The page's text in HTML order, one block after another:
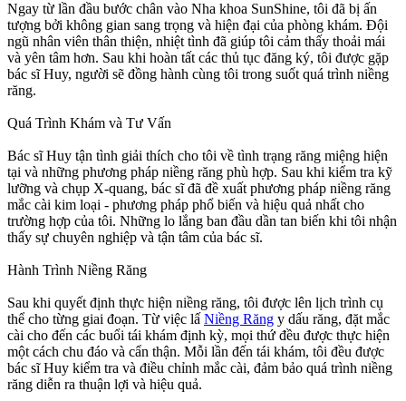
Ngay từ lần đầu bước chân vào Nha khoa SunShine, tôi đã bị ấn
tượng bởi không gian sang trọng và hiện đại của phòng khám. Đội
ngũ nhân viên thân thiện, nhiệt tình đã giúp tôi cảm thấy thoải mái
và yên tâm hơn. Sau khi hoàn tất các thủ tục đăng ký, tôi được gặp
bác sĩ Huy, người sẽ đồng hành cùng tôi trong suốt quá trình niềng
răng.
Quá Trình Khám và Tư Vấn
Bác sĩ Huy tận tình giải thích cho tôi về tình trạng răng miệng hiện
tại và những phương pháp niềng răng phù hợp. Sau khi kiểm tra kỹ
lưỡng và chụp X-quang, bác sĩ đã đề xuất phương pháp niềng răng
mắc cài kim loại - phương pháp phổ biến và hiệu quả nhất cho
trường hợp của tôi. Những lo lắng ban đầu dần tan biến khi tôi nhận
thấy sự chuyên nghiệp và tận tâm của bác sĩ.
Hành Trình Niềng Răng
Sau khi quyết định thực hiện niềng răng, tôi được lên lịch trình cụ
thể cho từng giai đoạn. Từ việc lấ Niềng Răng y dấu răng, đặt mắc
cài cho đến các buổi tái khám định kỳ, mọi thứ đều được thực hiện
một cách chu đáo và cẩn thận. Mỗi lần đến tái khám, tôi đều được
bác sĩ Huy kiểm tra và điều chỉnh mắc cài, đảm bảo quá trình niềng
răng diễn ra thuận lợi và hiệu quả.